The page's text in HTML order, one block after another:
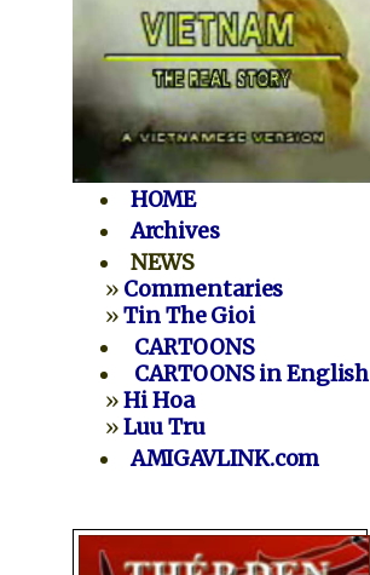
HOME
Archives
NEWS
» Commentaries
»Tin The Gioi
CARTOONS
CARTOONS in English
»Hi Hoa
»Luu Tru
AMIGAVLINK.com